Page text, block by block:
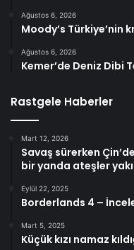
Ağustos 6, 2026
Moody’s Türkiye’nin
Ağustos 6, 2026
Kemer’de Deniz Dibi
Rastgele Haberler
Mart 12, 2026
Savaş sürerken
bir yanda ateşler
Eylül 22, 2025
Borderlands 4 –
Mart 5, 2025
Küçük kızı namaz